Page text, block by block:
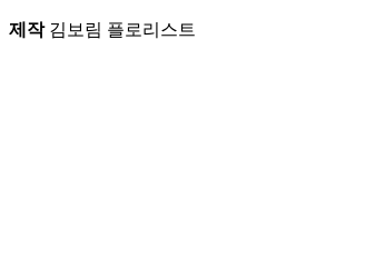
제작김보림 플로리스트